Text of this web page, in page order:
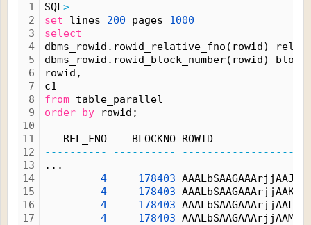
1
2
3
4
5
6
7
8
9
10
11
12
13
14
15
16
17
SQL>
set lines 200 pages 1000
select
dbms_rowid.rowid_relative_fno(rowid)
dbms_rowid.rowid_block_number(rowid)
rowid,
c1
from table_parallel
order by rowid;
REL_FNO    BLOCKNO ROWID
----------
---------- ------------------
...
4
178403 AAALbSAAGAAArjjAAJ
4
178403 AAALbSAAGAAArjjAAK
4
178403 AAALbSAAGAAArjjAAL
4
178403 AAALbSAAGAAArjjAAM